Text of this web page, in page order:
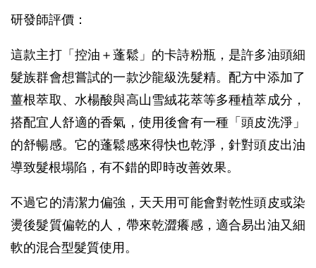
研發師評價：
這款主打「控油＋蓬鬆」的卡詩粉瓶，是許多油頭細
髮族群會想嘗試的一款沙龍級洗髮精。配方中添加了
薑根萃取、水楊酸與高山雪絨花萃等多種植萃成分，
搭配宜人舒適的香氣，使用後會有一種「頭皮洗淨」
的舒暢感。它的蓬鬆感來得快也乾淨，針對頭皮出油
導致髮根塌陷，有不錯的即時改善效果。
不過它的清潔力偏強，天天用可能會對乾性頭皮或染
燙後髮質偏乾的人，帶來乾澀癢感，適合易出油又細
軟的混合型髮質使用。